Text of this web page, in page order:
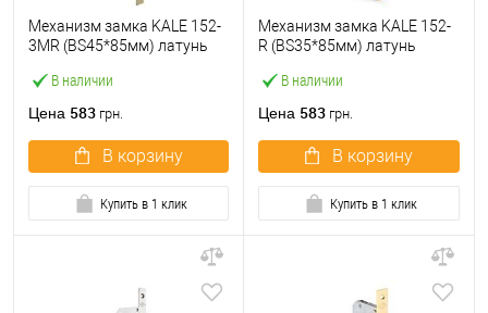
В наличии
Механизм замка KALE 152-
3MR (BS45*85мм) латунь
Цена 583 грн.
В корзину
Купить в 1 клик
В наличии
Механизм замка KALE 152-
R (BS35*85мм) латунь
Цена 583 грн.
В корзину
Купить в 1 клик